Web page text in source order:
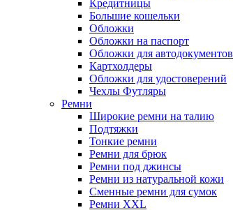
Кредитницы
Большие кошельки
Обложки
Обложки на паспорт
Обложки для автодокументов
Картхолдеры
Обложки для удостоверений
Чехлы Футляры
Ремни
Широкие ремни на талию
Подтяжки
Тонкие ремни
Ремни для брюк
Ремни под джинсы
Ремни из натуральной кожи
Сменные ремни для сумок
Ремни XXL